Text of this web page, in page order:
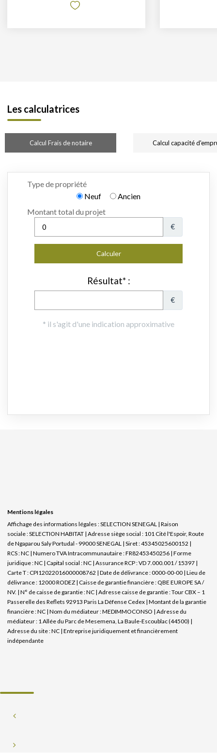
Les calculatrices
Calcul Frais de notaire Calcul capacité
Mentions légales
Affichage des informations légales : SELECTION SENEGAL | Raison
sociale : SELECTION HABITAT | Adresse siège social : 101 Cité l'Espoir, Route
de Ngaparou Saly Portudal - 99000 SENEGAL | Siret : 45345025600152 |
RCS : NC | Numero TVA Intracommunautaire : FR82453450256 | Forme
juridique : NC | Capital social : NC | Assurance RCP : VD 7.000.001 / 15397 |
Carte T : CPI12022016000008762 | Date de délivrance : 0000-00-00 | Lieu de
délivrance : 12000 RODEZ | Caisse de garantie financière : QBE EUROPE SA /
NV. | N° de caisse de garantie : NC | Adresse caisse de garantie : Tour CBX – 1
Passerelle des Reflets 92913 Paris La Défense Cedex | Montant de la garantie
financière : NC | Nom du médiateur : MEDIMMOCONSO | Adresse du
médiateur : 1 Allée du Parc de Mesemena, La Baule-Escoublac (44500) |
Adresse du site : NC | Entreprise juridiquement et financièrement
indépendante